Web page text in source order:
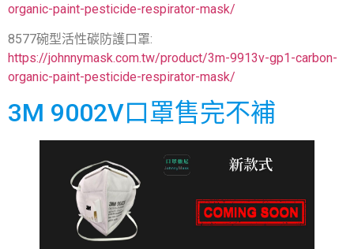
organic-paint-pesticide-respirator-mask/
8577碗型活性碳防護口罩:
https://johnnymask.com.tw/product/3m-9913v-gp1-carbon-
organic-paint-pesticide-respirator-mask/
3M 9002V口罩售完不補